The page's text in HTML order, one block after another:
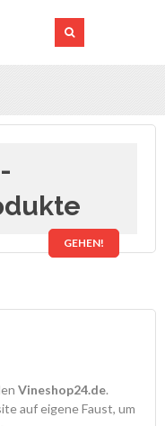
GEHEN!
Vineshop24.de.
auf eigene Faust, um